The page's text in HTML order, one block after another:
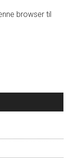
browser til